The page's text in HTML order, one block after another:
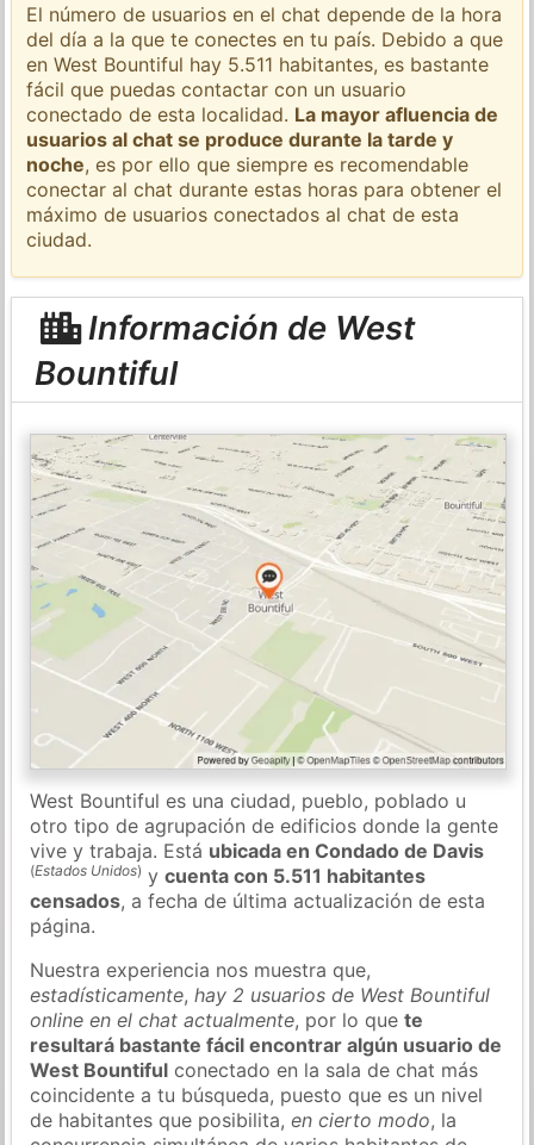
El número de usuarios en el chat depende de la hora
del día a la que te conectes en tu país. Debido a que
en West Bountiful hay 5.511 habitantes, es bastante
fácil que puedas contactar con un usuario
conectado de esta localidad. La mayor afluencia de
usuarios al chat se produce durante la tarde y
noche, es por ello que siempre es recomendable
conectar al chat durante estas horas para obtener el
máximo de usuarios conectados al chat de esta
ciudad.
Información de West
Bountiful
West Bountiful es una ciudad, pueblo, poblado u
otro tipo de agrupación de edificios donde la gente
vive y trabaja. Está ubicada en Condado de Davis
(Estados Unidos) ycuenta con 5.511 habitantes
censados, a fecha de última actualización de esta
página.
Nuestra experiencia nos muestra que,
estadísticamente,hay 2 usuarios de West Bountiful
online en el chat actualmente, por lo quete
resultará bastante fácil encontrar algún usuario de
West Bountiful conectado en la sala de chat más
coincidente a tu búsqueda, puesto que es un nivel
de habitantes que posibilita,en cierto modo, la